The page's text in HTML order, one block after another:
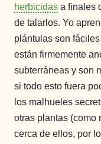
herbicidas a finales
de talarlos. Yo
plántulas son
están firmemente
subterráneas y son
si todo esto fuera
los malhueles
otras plantas (como
cerca de ellos, por